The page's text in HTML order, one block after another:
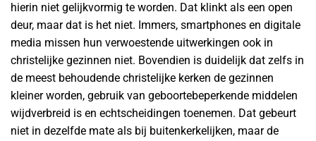
hierin niet gelijkvormig te worden. Dat klinkt als een open
deur, maar dat is het niet. Immers, smartphones en digitale
media missen hun verwoestende uitwerkingen ook in
christelijke gezinnen niet. Bovendien is duidelijk dat zelfs in
de meest behoudende christelijke kerken de gezinnen
kleiner worden, gebruik van geboortebeperkende middelen
wijdverbreid is en echtscheidingen toenemen. Dat gebeurt
niet in dezelfde mate als bij buitenkerkelijken, maar de